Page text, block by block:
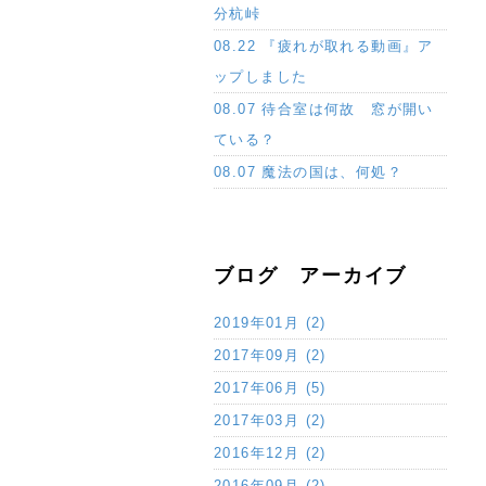
分杭峠
08.22 『疲れが取れる動画』ア
ップしました
08.07 待合室は何故 窓が開い
ている？
08.07 魔法の国は、何処？
ブログ アーカイブ
2019年01月 (2)
2017年09月 (2)
2017年06月 (5)
2017年03月 (2)
2016年12月 (2)